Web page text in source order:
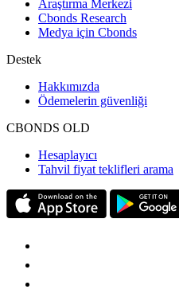
Araştırma Merkezi
Cbonds Research
Medya için Cbonds
Destek
Hakkımızda
Ödemelerin güvenliği
CBONDS OLD
Hesaplayıcı
Tahvil fiyat teklifleri arama